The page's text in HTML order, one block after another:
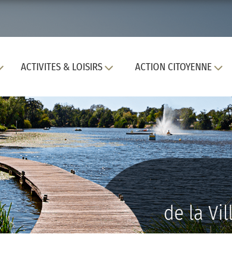
ACTIVITES & LOISIRS ACTION CITOYENNE